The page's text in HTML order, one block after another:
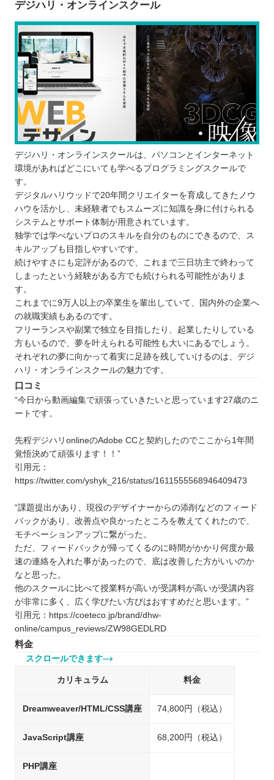
デジハリ・オンラインスクール
デジハリ・オンラインスクールは、パソコンとインターネット
環境があればどこにいても学べるプログラミングスクールで
す。
デジタルハリウッドで20年間クリエイターを育成してきたノウ
ハウを活かし、未経験者でもスムーズに知識を身に付けられる
システムとサポート体制が用意されています。
独学では学べないプロのスキルを自分のものにできるので、ス
キルアップも目指しやすいです。
続けやすさにも定評があるので、これまで三日坊主で終わって
しまったという経験がある方でも続けられる可能性がありま
す。
これまでに9万人以上の卒業生を輩出していて、国内外の企業へ
の就職実績もあるのです。
フリーランスや副業で独立を目指したり、起業したりしている
方もいるので、夢を叶えられる可能性も大いにあるでしょう。
それぞれの夢に向かって着実に足跡を残していけるのは、デジ
ハリ・オンラインスクールの魅力です。
口コミ
“今日から動画編集で頑張っていきたいと思っています27歳のニ
ートです。
先程デジハリonlineのAdobe CCと契約したのでここから1年間
覚悟決めて頑張ります！！”
引用元：
https://twitter.com/yshyk_216/status/1611555568946409473
“課題提出があり、現役のデザイナーからの添削などのフィード
バックがあり、改善点や良かったところを教えてくれたので、
モチベーションアップに繋がった。
ただ、フィードバックが帰ってくるのに時間がかかり何度か最
速の連絡を入れた事があったので、底は改善した方がいいのか
なと思った。
他のスクールに比べて授業料が高いが受講料が高いが受講内容
が非常に多く、広く学びたい方びはおすすめだと思います。”
引用元：https://coeteco.jp/brand/dhw-
online/campus_reviews/ZW98GEDLRD
料金
スクロールできます
カリキュラム 料金
Dreamweaver/HTML/CSS講座 74,800円（税込）
JavaScript講座 68,200円（税込）
PHP講座